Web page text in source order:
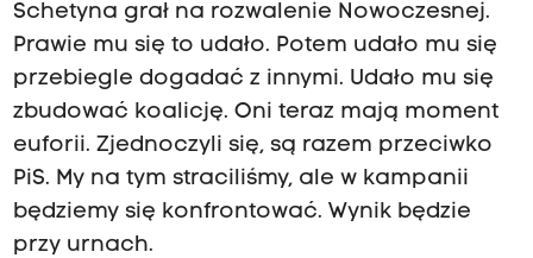
Schetyna grał na rozwalenie Nowoczesnej.
Prawie mu się to udało. Potem udało mu się
przebiegle dogadać z innymi. Udało mu się
zbudować koalicję. Oni teraz mają moment
euforii. Zjednoczyli się, są razem przeciwko
PiS. My na tym straciliśmy, ale w kampanii
będziemy się konfrontować. Wynik będzie
przy urnach.